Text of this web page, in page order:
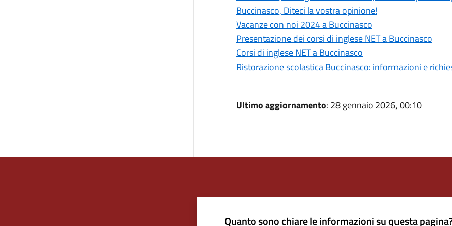
Buccinasco, Diteci la vostra opinione!
Vacanze con noi 2024 a Buccinasco
Presentazione dei corsi di inglese NET a Buccinasco
Corsi di inglese NET a Buccinasco
Ristorazione scolastica Buccinasco: informazioni e
Ultimo aggiornamento: 28 gennaio 2026, 00:10
Quanto sono chiare le informazioni su questa